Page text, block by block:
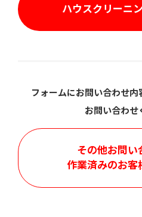
ハウスクリーニ
フォームにお問い合わせ
お問い合わせ
その他お問い
作業済みのお客